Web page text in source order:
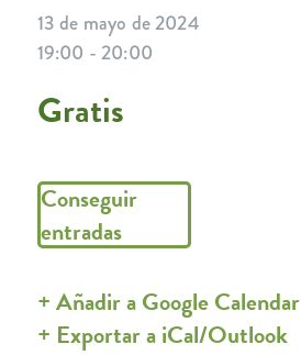
13 de mayo de 2024
19:00 - 20:00
Gratis
Conseguir
entradas
+ Añadir a Google Calendar
+ Exportar a iCal/Outlook